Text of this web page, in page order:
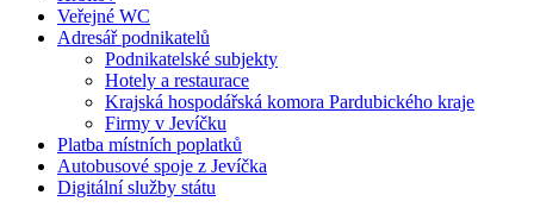
Veřejné WC
Adresář podnikatelů
Podnikatelské subjekty
Hotely a restaurace
Krajská hospodářská komora Pardubického kraje
Firmy v Jevíčku
Platba místních poplatků
Autobusové spoje z Jevíčka
Digitální služby státu